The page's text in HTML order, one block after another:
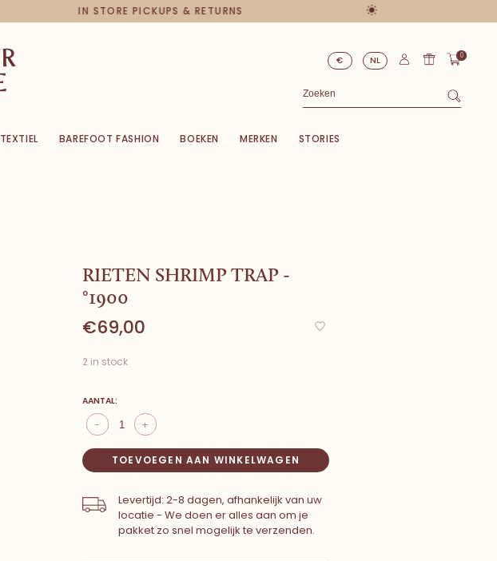
IN STORE PICKUPS & RETURNS
€ NL 0
TEXTIEL BAREFOOT FASHION BOEKEN MERKEN STORIES
RIETEN SHRIMP TRAP -
°1900
€69,00
2 in stock
AANTAL:
+
-
TOEVOEGEN AAN WINKELWAGEN
Levertijd: 2-8 dagen, afhankelijk van uw
locatie - We doen er alles aan om je
pakket zo snel mogelijk te verzenden.